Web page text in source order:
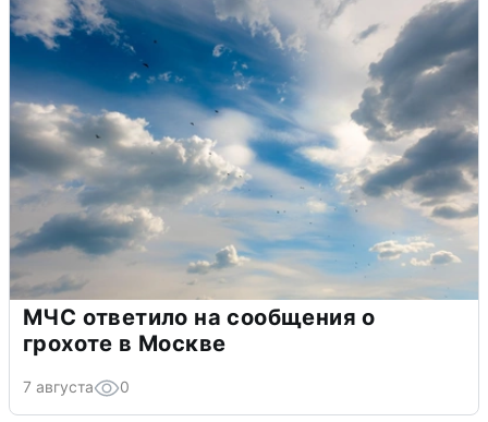
МЧС ответило на сообщения о
грохоте в Москве
7 августа 0